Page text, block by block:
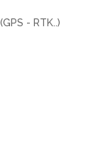
- RTK..)